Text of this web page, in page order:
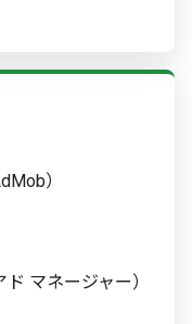
）
マネージャー）